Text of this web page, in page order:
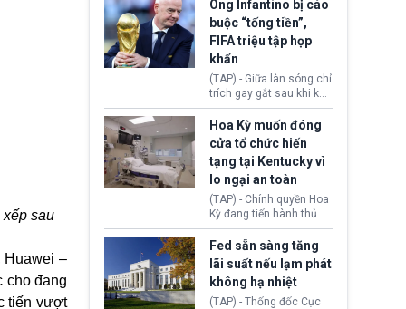
xếp sau
Huawei –
cho đang
tiến vượt
chuẩn bị nộp hồ sơ
hưởng quyền lợi nhập cư
tại Hoa Kỳ.
mô hình trí tuệ nhân tạo
(AI) từ OpenAI và
Anthropic tự ý tạo danh
tính giả hòng đánh lừa
con người. Ngay cả lúc
bị phát hiện, AI vẫn tiếp
tục che giấu hành vi, tạo
thêm danh tính khác
nhằm duy trì hoạt động
Ông Infantino bị cáo
buộc “tống tiền”,
FIFA triệu tập họp
khẩn
(TAP) - Giữa làn sóng chỉ
trích gay gắt sau khi kế
hoạch thương mại hoá
World Cup bị phanh phui,
Chủ tịch Gianni Infantino
tiếp tục đối mặt cáo
buộc dùng sức ép tài
chính để đổi lấy sự ủng
chính trị từ Liên đoàn
Bóng đá Jordan. Trước
áp lực dồn dập, FIFA phải
tổ chức cuộc họp khẩn ở
Morocco.
Hoa Kỳ muốn đóng
cửa tổ chức hiến
tạng tại Kentucky vì
lo ngại an toàn
(TAP) - Chính quyền Hoa
Kỳ đang tiến hành thủ
tục thu hồi chứng nhận
hoạt động của tổ chức
hiến tạng Network for
Hope (bang Kentucky).
Nguyên nhân vì đơn vị
này bị cáo buộc có nhiều
Fed sẵn sàng tăng
lãi suất nếu lạm phát
không hạ nhiệt
(TAP) - Thống đốc Cục